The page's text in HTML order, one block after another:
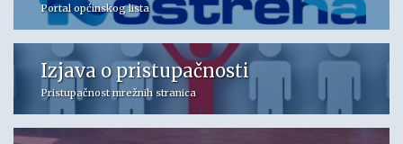
Portal općinskog lista
Izjava o pristupačnosti
Pristupačnost mrežnih stranica